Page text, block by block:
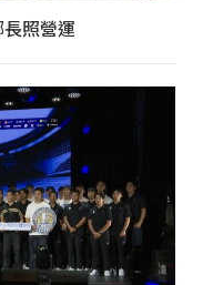
照營運